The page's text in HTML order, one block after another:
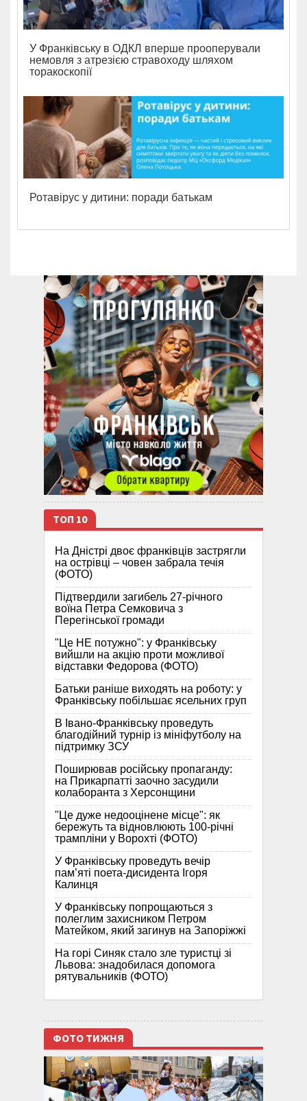
У Франківську в ОДКЛ вперше прооперували
немовля з атрезією стравоходу шляхом
торакоскопії
Ротавірус у дитини: поради батькам
ТОП 10
На Дністрі двоє франківців застрягли
на острівці – човен забрала течія
(ФОТО)
Підтвердили загибель 27-річного
воїна Петра Семковича з
Перегінської громади
"Це НЕ потужно": у Франківську
вийшли на акцію проти можливої
відставки Федорова (ФОТО)
Батьки раніше виходять на роботу: у
Франківську побільшає ясельних груп
В Івано-Франківську проведуть
благодійний турнір із мініфутболу на
підтримку ЗСУ
Поширював російську пропаганду:
на Прикарпатті заочно засудили
колаборанта з Херсонщини
"Це дуже недооцінене місце": як
бережуть та відновлюють 100-річні
трампліни у Ворохті (ФОТО)
У Франківську проведуть вечір
пам’яті поета-дисидента Ігоря
Калинця
У Франківську попрощаються з
полеглим захисником Петром
Матейком, який загинув на Запоріжжі
На горі Синяк стало зле туристці зі
Львова: знадобилася допомога
рятувальників (ФОТО)
ФОТО ТИЖНЯ